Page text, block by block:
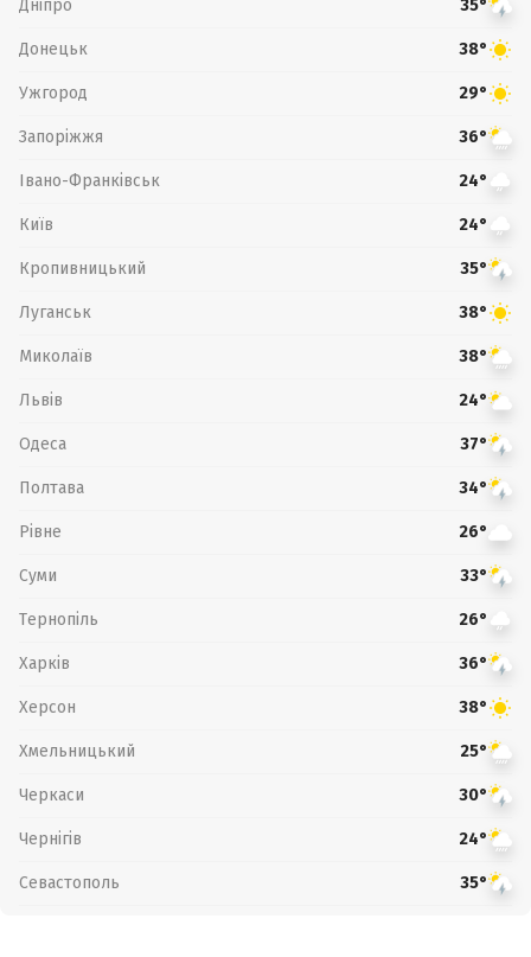
Дніпро 35°
Донецьк 38°
Ужгород 29°
Запоріжжя 36°
Івано-Франківськ 24°
Київ 24°
Кропивницький 35°
Луганськ 38°
Миколаїв 38°
Львів 24°
Одеса 37°
Полтава 34°
Рівне 26°
Суми 33°
Тернопіль 26°
Харків 36°
Херсон 38°
Хмельницький 25°
Черкаси 30°
Чернігів 24°
Севастополь 35°